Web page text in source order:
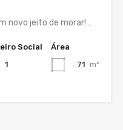
novo jeito de morar!…
Social
1
Área
71 m²